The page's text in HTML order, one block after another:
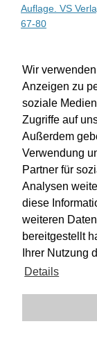
Wir
Anzeigen zu
soziale
Zugriffe auf
Außerdem
Verwendung
Partner für
Analysen
diese
weiteren
bereitgestellt
Ihrer Nutzung
Details
Auflage. VS
67-80
Impressum
Barrierefreiheit